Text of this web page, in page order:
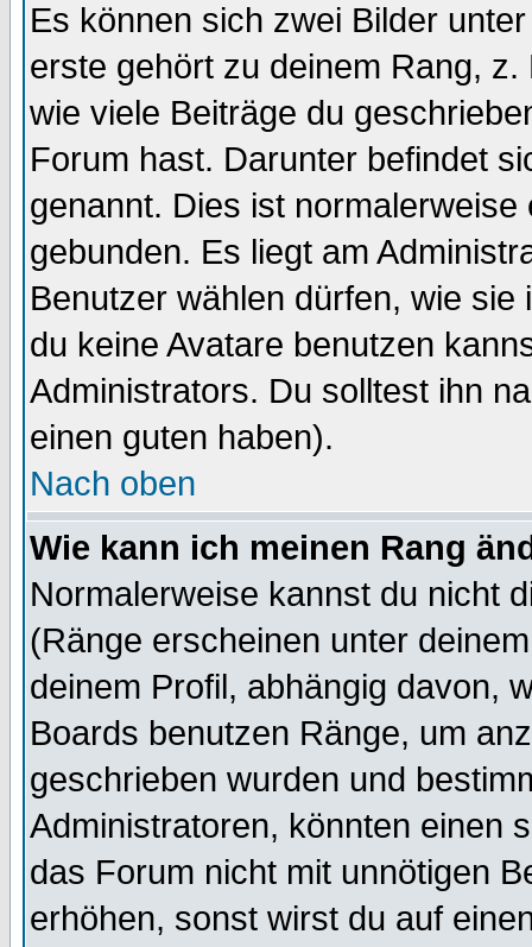
Es können sich zwei Bilder
erste gehört zu deinem Rang,
wie viele Beiträge du
Forum hast. Darunter befindet
genannt. Dies ist
gebunden. Es liegt am
Benutzer wählen dürfen, wie
du keine Avatare benutzen
Administrators. Du solltest ihn
einen guten haben).
Nach oben
Wie kann ich meinen Rang
Normalerweise kannst du nicht
(Ränge erscheinen unter
deinem Profil, abhängig davon,
Boards benutzen Ränge, um
geschrieben wurden und
Administratoren, könnten einen
das Forum nicht mit unnötigen
erhöhen, sonst wirst du auf